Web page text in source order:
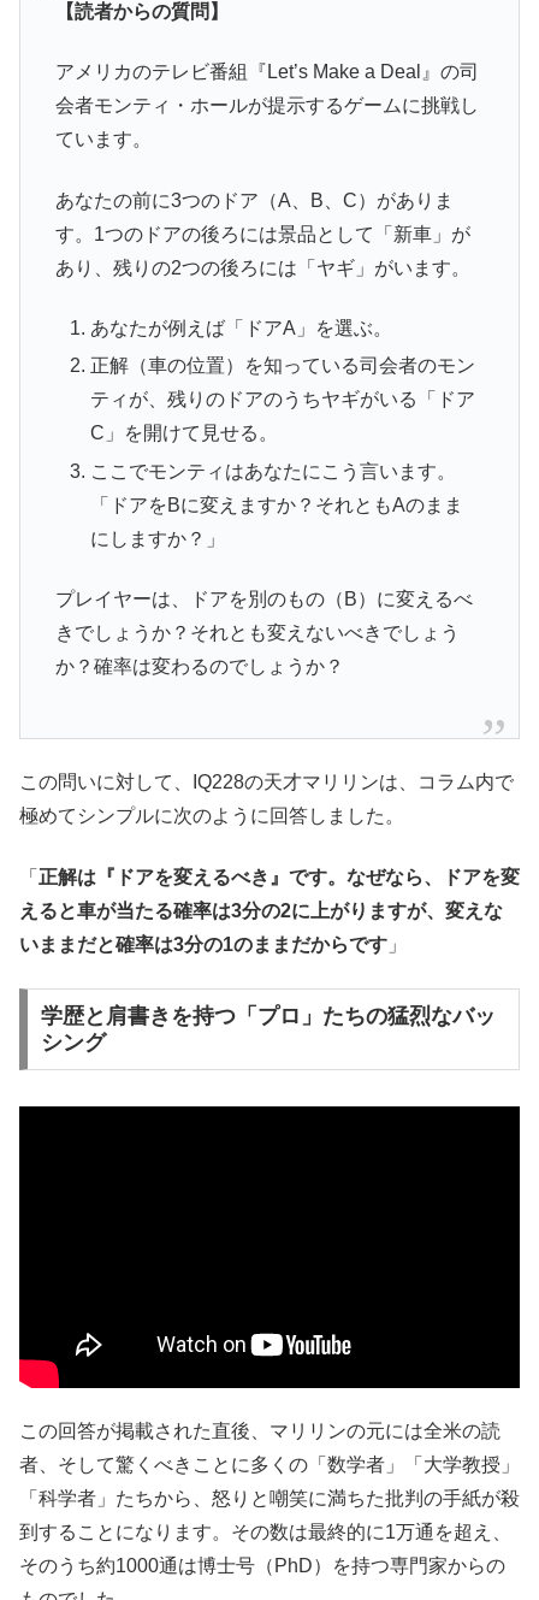
【読者からの質問】
アメリカのテレビ番組『Let’s Make a Deal』の司
会者モンティ・ホールが提示するゲームに挑戦し
ています。
あなたの前に3つのドア（A、B、C）がありま
す。1つのドアの後ろには景品として「新車」が
あり、残りの2つの後ろには「ヤギ」がいます。
あなたが例えば「ドアA」を選ぶ。
正解（車の位置）を知っている司会者のモン
ティが、残りのドアのうちヤギがいる「ドア
C」を開けて見せる。
ここでモンティはあなたにこう言います。
「ドアをBに変えますか？それともAのまま
にしますか？」
プレイヤーは、ドアを別のもの（B）に変えるべ
きでしょうか？それとも変えないべきでしょう
か？確率は変わるのでしょうか？
この問いに対して、IQ228の天才マリリンは、コラム内で
極めてシンプルに次のように回答しました。
「 正解は『ドアを変えるべき』です。なぜなら、ドアを変
えると車が当たる確率は3分の2に上がりますが、変えな
いままだと確率は3分の1のままだからです 」
学歴と肩書きを持つ「プロ」たちの猛烈なバッ
シング
この回答が掲載された直後、マリリンの元には全米の読
者、そして驚くべきことに多くの「数学者」「大学教授」
「科学者」たちから、怒りと嘲笑に満ちた批判の手紙が殺
到することになります。その数は最終的に1万通を超え、
そのうち約1000通は博士号（PhD）を持つ専門家からの